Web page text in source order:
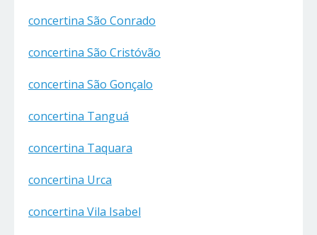
concertina São Conrado
concertina São Cristóvão
concertina São Gonçalo
concertina Tanguá
concertina Taquara
concertina Urca
concertina Vila Isabel